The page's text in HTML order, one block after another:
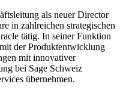
als neuer Director
in zahlreichen strategischen
tätig. In seiner Funktion
der Produktentwicklung
mit innovativer
bei Sage Schweiz
übernehmen.